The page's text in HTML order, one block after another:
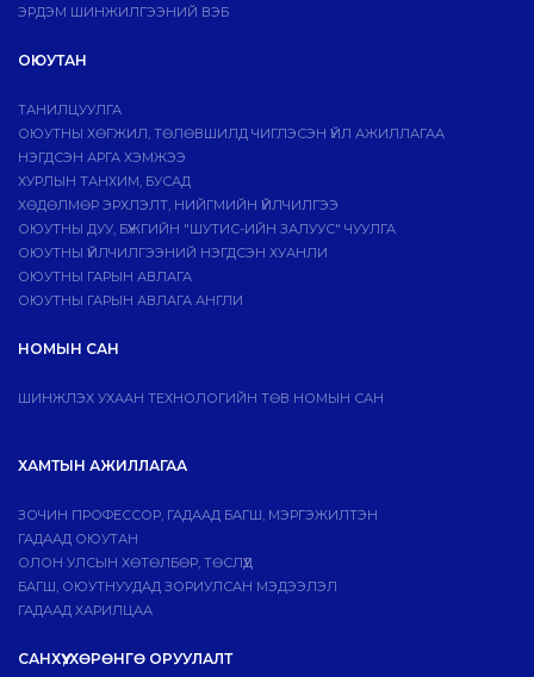
ЭРДЭМ ШИНЖИЛГЭЭНИЙ ВЭБ
ОЮУТАН
ТАНИЛЦУУЛГА
ОЮУТНЫ ХӨГЖИЛ, ТӨЛӨВШИЛД ЧИГЛЭСЭН ҮЙЛ АЖИЛЛАГАА
НЭГДСЭН АРГА ХЭМЖЭЭ
ХУРЛЫН ТАНХИМ, БУСАД
ХӨДӨЛМӨР ЭРХЛЭЛТ, НИЙГМИЙН ҮЙЛЧИЛГЭЭ
ОЮУТНЫ ДУУ, БҮЖГИЙН "ШУТИС-ИЙН ЗАЛУУС" ЧУУЛГА
ОЮУТНЫ ҮЙЛЧИЛГЭЭНИЙ НЭГДСЭН ХУАНЛИ
ОЮУТНЫ ГАРЫН АВЛАГА
ОЮУТНЫ ГАРЫН АВЛАГА АНГЛИ
НОМЫН САН
ШИНЖЛЭХ УХААН ТЕХНОЛОГИЙН ТӨВ НОМЫН САН
ХАМТЫН АЖИЛЛАГАА
ЗОЧИН ПРОФЕССОР, ГАДААД БАГШ, МЭРГЭЖИЛТЭН
ГАДААД ОЮУТАН
ОЛОН УЛСЫН ХӨТӨЛБӨР, ТӨСЛҮҮД
БАГШ, ОЮУТНУУДАД ЗОРИУЛСАН МЭДЭЭЛЭЛ
ГАДААД ХАРИЛЦАА
САНХҮҮ, ХӨРӨНГӨ ОРУУЛАЛТ